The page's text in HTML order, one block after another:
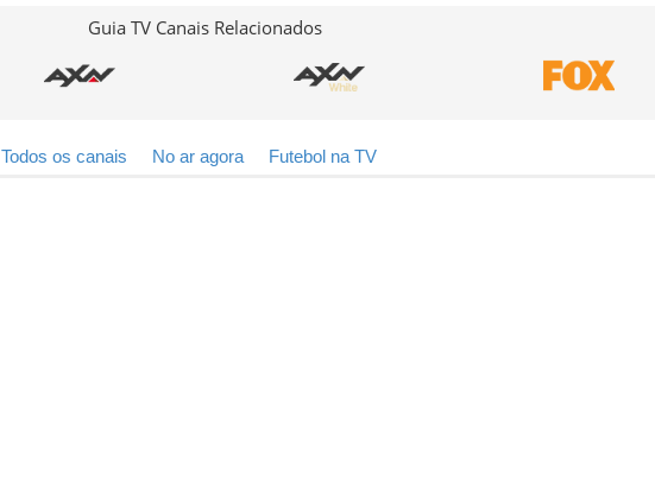
Guia TV Canais Relacionados
Todos os canais No ar agora Futebol na TV